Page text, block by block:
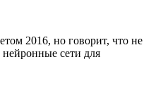
2016, но говорит, что не
сети для